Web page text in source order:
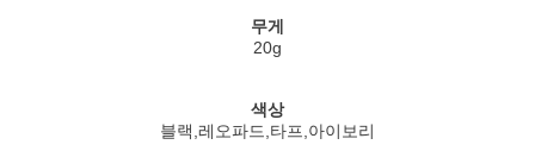
무게
20g
색상
블랙,레오파드,타프,아이보리